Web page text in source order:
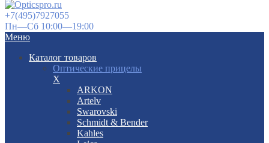
+7(495)7927055
Пн—Сб 10:00—19:00
Меню
Каталог товаров
Оптические прицелы
X
ARKON
Artelv
Swarovski
Schmidt & Bender
Kahles